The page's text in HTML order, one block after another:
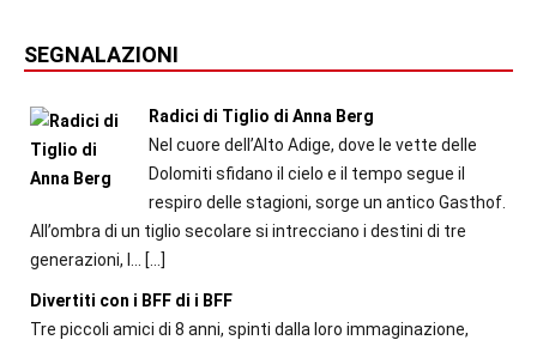
SEGNALAZIONI
Radici di Tiglio di Anna Berg
Nel cuore dell’Alto Adige, dove le vette delle
Dolomiti sfidano il cielo e il tempo segue il
respiro delle stagioni, sorge un antico Gasthof.
All’ombra di un tiglio secolare si intrecciano i destini di tre
generazioni, l...
[…]
Divertiti con i BFF di i BFF
Tre piccoli amici di 8 anni, spinti dalla loro immaginazione,